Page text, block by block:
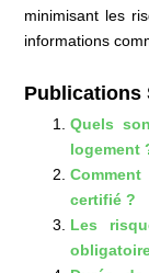
minimisant les
informations
Publications
Quels
logement
certifié ?
Les